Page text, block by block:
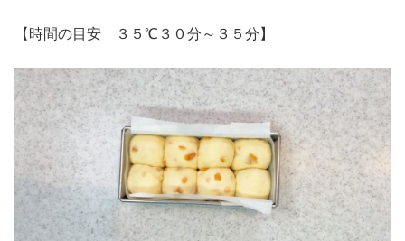
【時間の目安 ３５℃３０分～３５分】